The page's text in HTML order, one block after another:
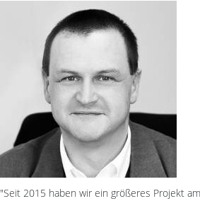
"Seit 2015 haben wir ein größeres Projekt